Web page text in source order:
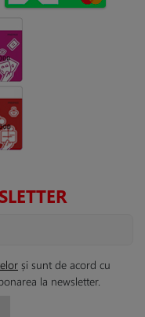
și sunt de acord cu
la newsletter.